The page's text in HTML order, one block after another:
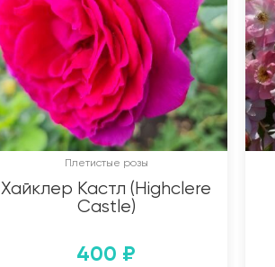
Плетистые розы
Хайклер Кастл (Highclere
Castle)
400 ₽